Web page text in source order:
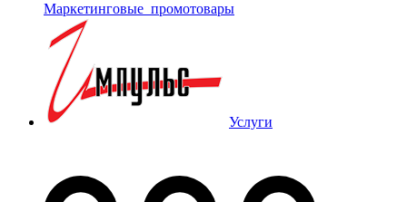
Маркетинговые_промотовары
Услуги